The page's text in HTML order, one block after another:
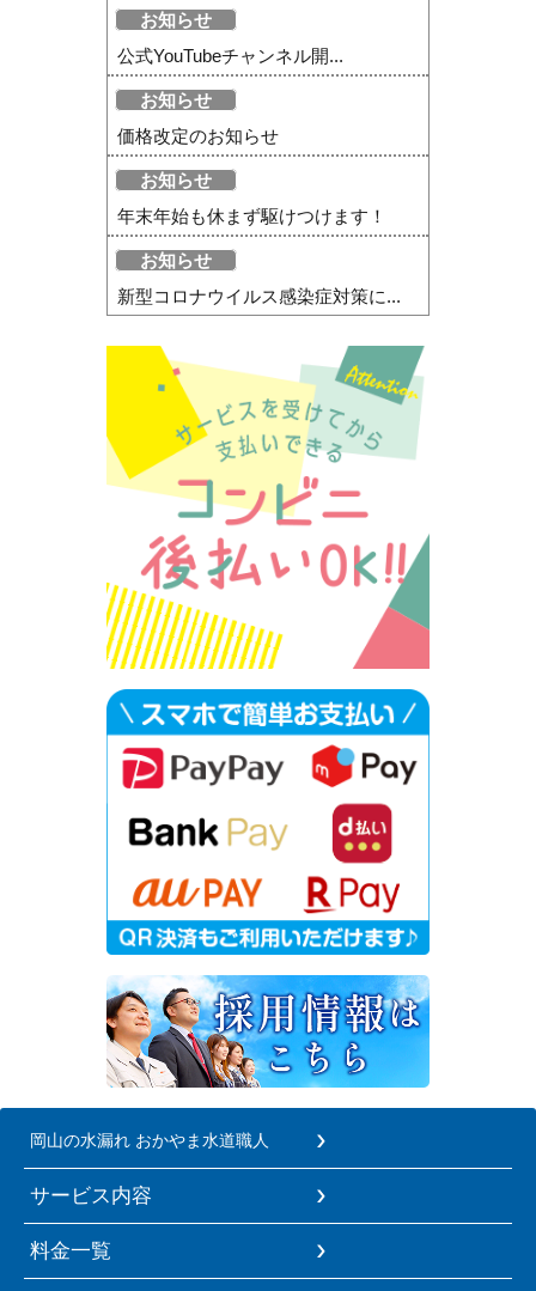
お知らせ
公式YouTubeチャンネル開...
お知らせ
価格改定のお知らせ
お知らせ
年末年始も休まず駆けつけます！
お知らせ
新型コロナウイルス感染症対策に...
岡山の水漏れ おかやま水道職人
サービス内容
料金一覧